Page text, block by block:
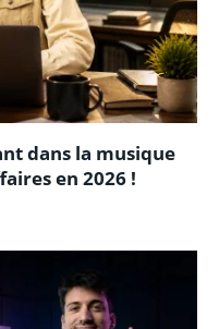
dans la musique
en 2026 !